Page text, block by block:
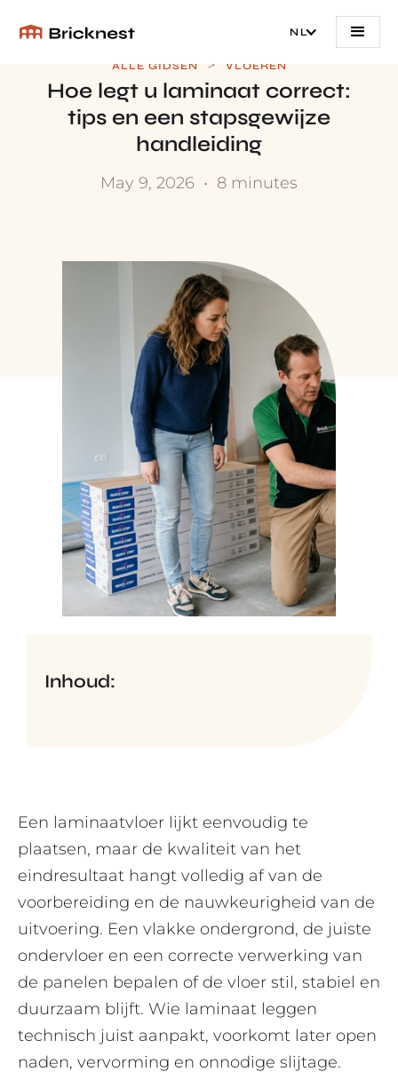
NL
ALLE GIDSEN > VLOEREN
Hoe legt u laminaat correct:
tips en een stapsgewijze
handleiding
May 9, 2026 • 8 minutes
Inhoud:
Een laminaatvloer lijkt eenvoudig te
plaatsen, maar de kwaliteit van het
eindresultaat hangt volledig af van de
voorbereiding en de nauwkeurigheid van de
uitvoering. Een vlakke ondergrond, de juiste
ondervloer en een correcte verwerking van
de panelen bepalen of de vloer stil, stabiel en
duurzaam blijft. Wie laminaat leggen
technisch juist aanpakt, voorkomt later open
naden, vervorming en onnodige slijtage.